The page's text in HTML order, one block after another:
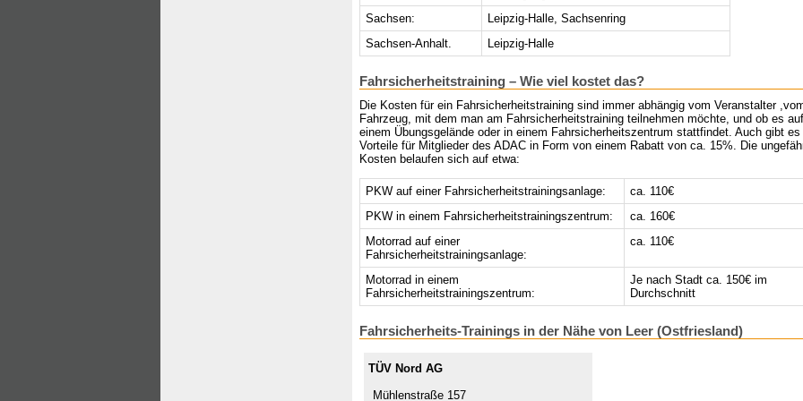
Sachsen:
Leipzig-Halle, Sachsenring
Sachsen-Anhalt.
Leipzig-Halle
Fahrsicherheitstraining – Wie viel kostet das?
Die Kosten für ein Fahrsicherheitstraining sind immer abhängig vom Veranstalter
Fahrzeug, mit dem man am Fahrsicherheitstraining teilnehmen möchte, und ob es auf
einem Übungsgelände oder in einem Fahrsicherheitszentrum stattfindet. Auch gibt es
Vorteile für Mitglieder des ADAC in Form von einem Rabatt von ca. 15%. Die
Kosten belaufen sich auf etwa:
PKW auf einer Fahrsicherheitstrainingsanlage:
ca. 110€
PKW in einem Fahrsicherheitstrainingszentrum:
ca. 160€
Motorrad auf einer
Fahrsicherheitstrainingsanlage:
ca. 110€
Motorrad in einem
Fahrsicherheitstrainingszentrum:
Je nach Stadt ca. 150€ im
Durchschnitt
Fahrsicherheits-Trainings in der Nähe von Leer (Ostfriesland)
TÜV Nord AG
Mühlenstraße 157